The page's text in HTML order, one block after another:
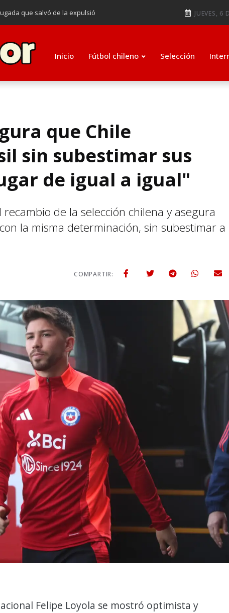
que salvó de la expulsió
clasificar a octavos de
como su nuevo entrenador para
JUEVES, 6
Inicio Fútbol chileno Selección
que Chile
sin subestimar sus
de igual a igual"
de la selección chilena y asegura
la misma determinación, sin subestimar a
COMPARTIR:
Felipe Loyola se mostró optimista y